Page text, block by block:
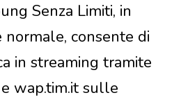
Senza Limiti, in
normale, consente di
in streaming tramite
wap.tim.it sulle